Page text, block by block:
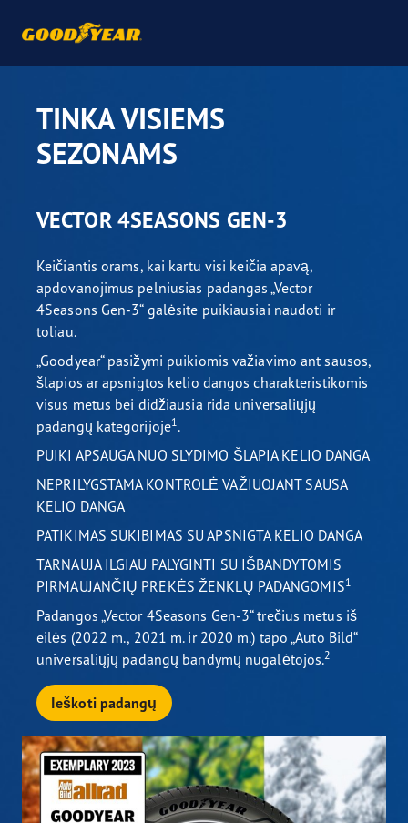
TINKA VISIEMS
SEZONAMS
VECTOR 4SEASONS GEN-3
Keičiantis orams, kai kartu visi keičia apavą,
apdovanojimus pelniusias padangas „Vector
4Seasons Gen-3“ galėsite puikiausiai naudoti ir
toliau.
„Goodyear“ pasižymi puikiomis važiavimo ant sausos,
šlapios ar apsnigtos kelio dangos charakteristikomis
visus metus bei didžiausia rida universaliųjų
padangų kategorijoje1.
PUIKI APSAUGA NUO SLYDIMO ŠLAPIA KELIO DANGA
NEPRILYGSTAMA KONTROLĖ VAŽIUOJANT SAUSA
KELIO DANGA
PATIKIMAS SUKIBIMAS SU APSNIGTA KELIO DANGA
TARNAUJA ILGIAU PALYGINTI SU IŠBANDYTOMIS
PIRMAUJANČIŲ PREKĖS ŽENKLŲ PADANGOMIS1
Padangos „Vector 4Seasons Gen-3“ trečius metus iš
eilės (2022 m., 2021 m. ir 2020 m.) tapo „Auto Bild“
universaliųjų padangų bandymų nugalėtojos.2
Ieškoti padangų